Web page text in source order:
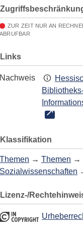
ZUR ZEIT NUR AN
ABRUFBAR
Links
Nachweis
Klassifikation
Themen → Themen →
Sozialwissenschaften
Lizenz-/